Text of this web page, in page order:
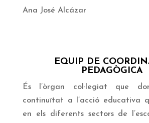
Ana José Alcázar
EQUIP DE
PEDAGÒGICA
És l’òrgan col·legiat que
continuïtat a l’acció educativa
en els diferents sectors de